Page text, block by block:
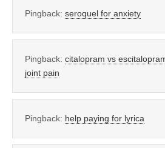
Pingback: seroquel for anxiety
Pingback: citalopram vs
joint pain
Pingback: help paying for lyrica